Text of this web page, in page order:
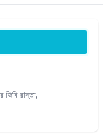
রাস্তা,